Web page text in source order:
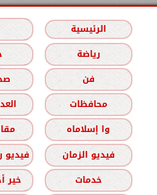
الرئيسية
رياضة
فن
محافظات
وا إسلاماه
فيديو الزمان
فيديو
خدمات
خير